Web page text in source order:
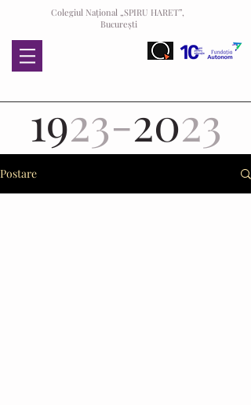
Colegiul Național „SPIRU HARET”,
București
1923-2023
Postare